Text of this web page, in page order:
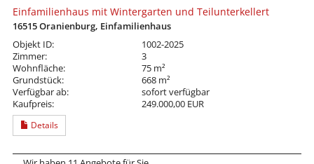
Einfamilienhaus mit Wintergarten und Teilunterkellert
16515 Oranienburg, Einfamilienhaus
Objekt ID:
1002-2025
Zimmer:
3
Wohnfläche:
75 m²
Grundstück:
668 m²
Verfügbar ab:
sofort verfügbar
Kaufpreis:
249.000,00 EUR
Details